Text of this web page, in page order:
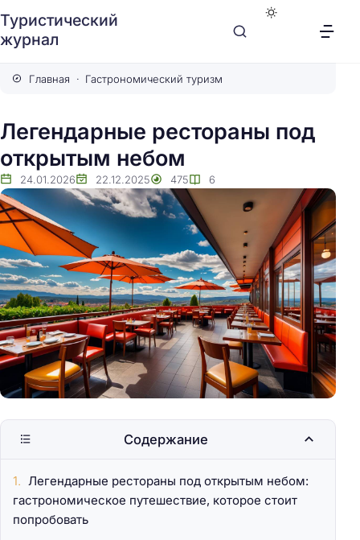
Туристический
журнал
Главная Гастрономический туризм
Легендарные рестораны под
открытым небом
24.01.2026 22.12.2025 475 6
Содержание
Легендарные рестораны под открытым небом:
гастрономическое путешествие, которое стоит
попробовать